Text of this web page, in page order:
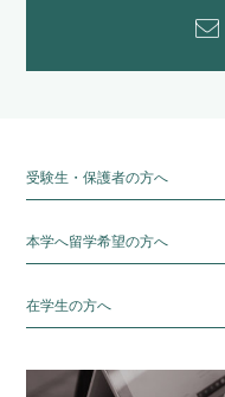
受験生・保護者の方へ
本学へ留学希望の方へ
在学生の方へ